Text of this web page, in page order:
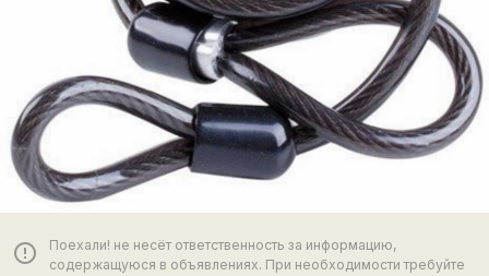
error_outline
Поехали! не несёт ответственность за информацию,
содержащуюся в объявлениях. При необходимости требуйте